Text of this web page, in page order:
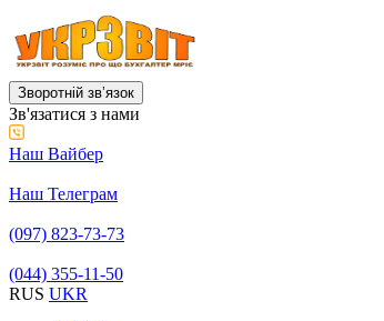
Зворотній звʼязок
Зв'язатися з нами
Наш Вайбер
Наш Телеграм
(097) 823-73-73
(044) 355-11-50
RUS UKR